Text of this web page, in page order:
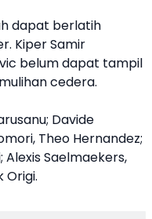
dapat berlatih
Kiper Samir
belum dapat tampil
cedera.
Davide
Theo Hernandez;
Alexis Saelmaekers,
Origi.